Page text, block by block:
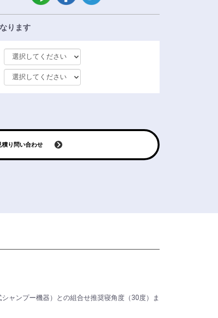
ります
積り問い合わせ
ャンプー機器）との組合せ推奨寝角度（30度）ま